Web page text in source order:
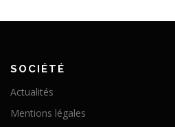
SOCIÉTÉ
Actualités
Mentions légales